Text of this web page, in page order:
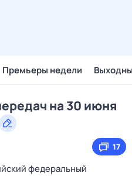
Премьеры недели
на 30 июня
17
федеральный